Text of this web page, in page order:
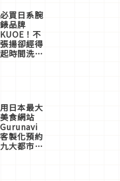
必買日系腕
錶品牌
KUOE！不
張揚卻經得
起時間洗鍊
用日本最大
美食網站
Gurunavi
客製化預約
九大都市餐